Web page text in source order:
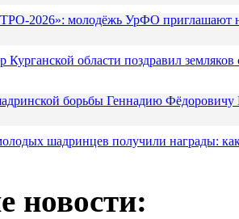
2026»: молодёжь УрФО приглашают
Курганской области поздравил
борьбы Геннадию Фёдоровичу
шадринцев получили награды:
новости: